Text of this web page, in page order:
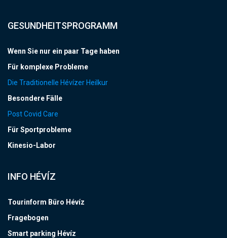
GESUNDHEITSPROGRAMM
Wenn Sie nur ein paar Tage haben
Für komplexe Probleme
Die Traditionelle Hévízer Heilkur
Besondere Fälle
Post Covid Care
Für Sportprobleme
Kinesio-Labor
INFO HÉVÍZ
Tourinform Büro Hévíz
Fragebogen
Smart parking Hévíz